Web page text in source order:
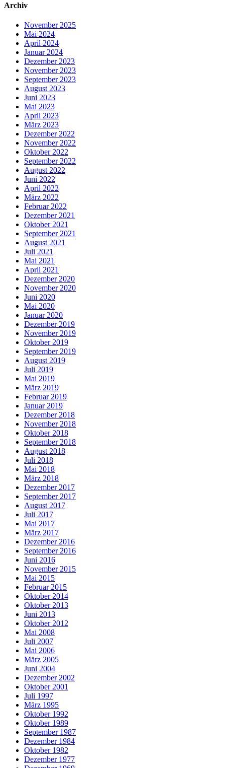
Archiv
November 2025
Mai 2024
April 2024
Januar 2024
Dezember 2023
November 2023
September 2023
August 2023
Juni 2023
Mai 2023
April 2023
März 2023
Dezember 2022
November 2022
Oktober 2022
September 2022
August 2022
Juni 2022
April 2022
März 2022
Februar 2022
Dezember 2021
Oktober 2021
September 2021
August 2021
Juli 2021
Mai 2021
April 2021
Dezember 2020
November 2020
Juni 2020
Mai 2020
Januar 2020
Dezember 2019
November 2019
Oktober 2019
September 2019
August 2019
Juli 2019
Mai 2019
März 2019
Februar 2019
Januar 2019
Dezember 2018
November 2018
Oktober 2018
September 2018
August 2018
Juli 2018
Mai 2018
März 2018
Dezember 2017
September 2017
August 2017
Juli 2017
Mai 2017
März 2017
Dezember 2016
September 2016
Juni 2016
November 2015
Mai 2015
Februar 2015
Oktober 2014
Oktober 2013
Juni 2013
Oktober 2012
Mai 2008
Juli 2007
Mai 2006
März 2005
Juni 2004
Dezember 2002
Oktober 2001
Juli 1997
März 1995
Oktober 1992
Oktober 1989
September 1987
Dezember 1984
Oktober 1982
Dezember 1977